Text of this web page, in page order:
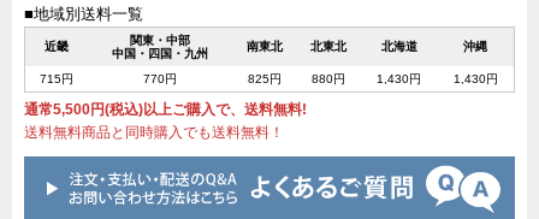
■地域別送料一覧
近畿
関東・中部
中国・四国・九州
南東北 北東北 北海道 沖縄
715円 770円 825円 880円 1,430円 1,430円
通常5,500円(税込)以上ご購入で、送料無料!
送料無料商品と同時購入でも送料無料！